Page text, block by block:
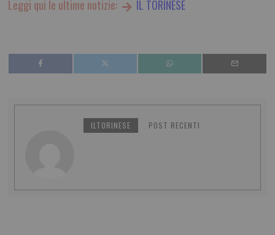
Leggi qui le ultime notizie: IL TORINESE
ILTORINESE POST RECENTI